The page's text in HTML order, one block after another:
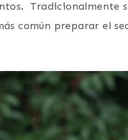
Tradicionalmente
común preparar el